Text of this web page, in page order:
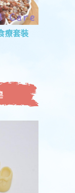
療套裝